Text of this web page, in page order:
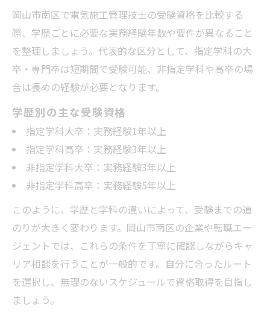
岡山市南区で電気施工管理技士の受験資格を比較する
際、学歴ごとに必要な実務経験年数や要件が異なること
を整理しましょう。代表的な区分として、指定学科の大
卒・専門卒は短期間で受験可能、非指定学科や高卒の場
合は長めの経験が必要となります。
学歴別の主な受験資格
指定学科大卒：実務経験1年以上
指定学科高卒：実務経験3年以上
非指定学科大卒：実務経験3年以上
非指定学科高卒：実務経験5年以上
このように、学歴と学科の違いによって、受験までの道
のりが大きく変わります。岡山市南区の企業や転職エー
ジェントでは、これらの条件を丁寧に確認しながらキャ
リア相談を行うことが一般的です。自分に合ったルート
を選択し、無理のないスケジュールで資格取得を目指し
ましょう。